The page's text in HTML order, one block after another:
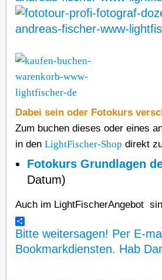
Dabei sein oder Fotokurs
Zum buchen dieses oder eines
in den LightFischer-Shop direkt
Fotokurs Grundlagen
Datum)
Auch im LightFischerAngebot
Bitte weitersagen! Per E-
Bookmarkdiensten. Hab